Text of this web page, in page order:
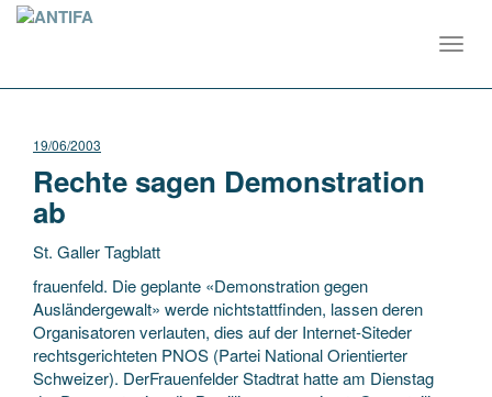
19/06/2003
Rechte sagen Demonstration
ab
St. Galler Tagblatt
frauenfeld. Die geplante «Demonstration gegen
Ausländergewalt» werde nichtstattfinden, lassen deren
Organisatoren verlauten, dies auf der Internet-Siteder
rechtsgerichteten PNOS (Partei National Orientierter
Schweizer). DerFrauenfelder Stadtrat hatteam Dienstag